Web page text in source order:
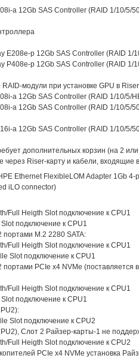
a 12Gb SAS Controller (RAID 1/10/5/
E208e-p 12Gb SAS Controller (RAID 1/
P408e-p 12Gb SAS Controller (RAID 1/
модули при установке GPU в
a 12Gb SAS Controller (RAID 1/10/5/
a 12Gb SAS Controller (RAID 1/10/5/
a 12Gb SAS Controller (RAID 1/10/5/
дополнительных корзин (на 2
через Riser-карту и кабели, входящие
Ethernet FlexibleLOM Adapter 1Gb 4-
iLO connector)
Full Heigth Slot подключение к CPU1
подключение к CPU1
M.2 2280 SATA:
Full Heigth Slot подключение к CPU1
Slot подключение к CPU1
PCIe x4 NVMe (поставляется
Full Heigth Slot подключение к CPU1
подключение к CPU1
Slot подключение к CPU2
Слот 2 Райзер-карты-1 не
Full Heigth Slot подключение к CPU2
PCIe x4 NVMe установка